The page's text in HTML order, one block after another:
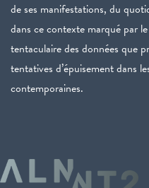
de ses manifestations, du
dans ce contexte marqué par
tentaculaire des données que
tentatives d’épuisement dans
contemporaines.